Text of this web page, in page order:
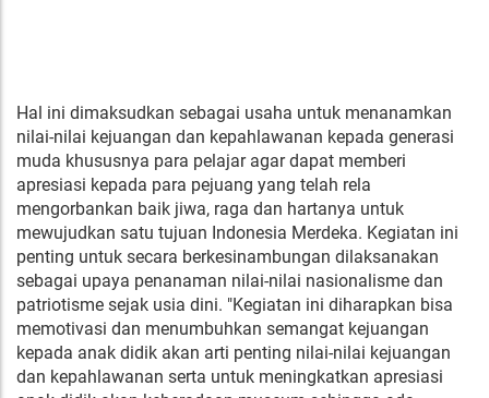
Hal ini dimaksudkan sebagai usaha untuk menanamkan
nilai-nilai kejuangan dan kepahlawanan kepada generasi
muda khususnya para pelajar agar dapat memberi
apresiasi kepada para pejuang yang telah rela
mengorbankan baik jiwa, raga dan hartanya untuk
mewujudkan satu tujuan Indonesia Merdeka. Kegiatan ini
penting untuk secara berkesinambungan dilaksanakan
sebagai upaya penanaman nilai-nilai nasionalisme dan
patriotisme sejak usia dini. "Kegiatan ini diharapkan bisa
memotivasi dan menumbuhkan semangat kejuangan
kepada anak didik akan arti penting nilai-nilai kejuangan
dan kepahlawanan serta untuk meningkatkan apresiasi